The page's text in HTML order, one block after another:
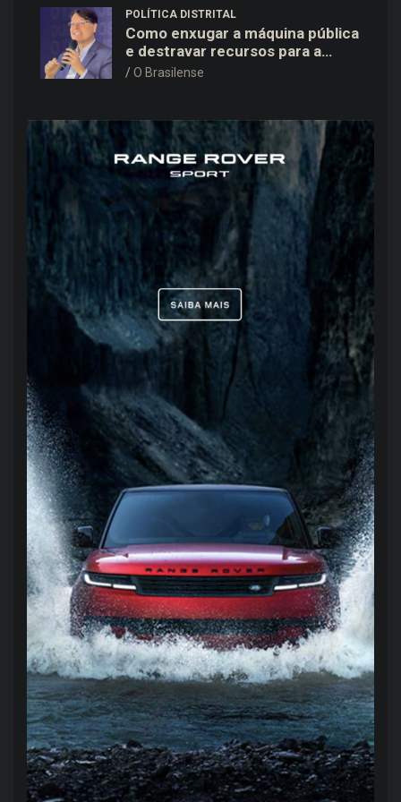
POLÍTICA DISTRITAL
Como enxugar a máquina pública
e destravar recursos para a
saúde e educação no DF
O Brasilense